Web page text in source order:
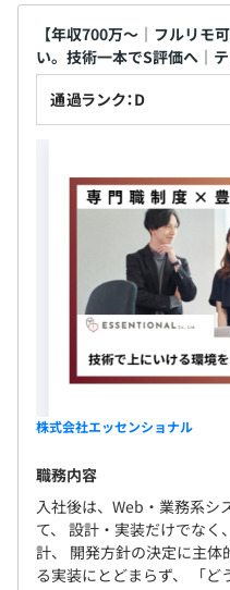
ス仮想基盤
◎資格取得やスキルアッ
現在、具体的な規定はあ
ながることは基本的には
意見が通りやすい環境で
「もっとこうあるべきだ
意見はどんどんお待ちし
理想の組織を一緒につく
を、ぜひお待ちしておりま
急成長中の当社では、制
あなたの知識と経験を生
整備を含め、「理想の会
・時間外手当（固定残業
を支給）
・深夜手当
・物価高騰による生活補
賞与：年2回（6月・12月）
◎合計3カ月分！
年1回（5月）
◎昇給率1.5％！
社会保険完備（健康保険
保険）
（essential）・誠意と
ェッショナル精神（
ます。 この3つの価値観
て、社名を
名付けました。 私たち
そのために、エンジニ
何より大切にしていま
【年収700万〜｜フルリモ
い。技術一本でS評価へ｜
通過ランク：D
株式会社エッセンショナル
職務内容
入社後は、Web・業務系シ
て、 設計・実装だけでな
計、 開発方針の決定に主体
る実装にとどまらず、 「ど